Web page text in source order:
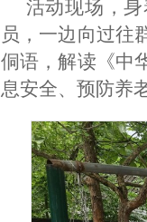
活动现场，
员，一边向过往
侗语，解读《中
息安全、预防养